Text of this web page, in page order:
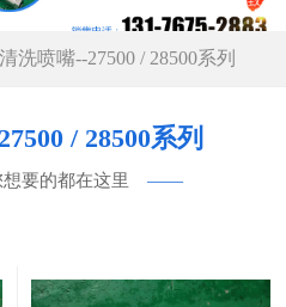
洗喷嘴--27500 / 28500系列
/ 28500系列
要的都在这里 ——